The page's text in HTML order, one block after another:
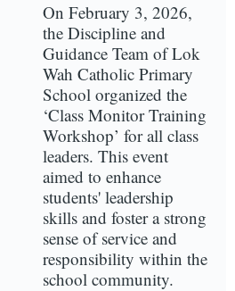
On February 3, 2026,
the Discipline and
Guidance Team of Lok
Wah Catholic Primary
School organized the
‘Class Monitor Training
Workshop’ for all class
leaders. This event
aimed to enhance
students' leadership
skills and foster a strong
sense of service and
responsibility within the
school community.